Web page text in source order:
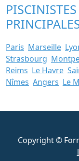
Paris Marseille
Strasbourg
Reims Le Havre
Nîmes Angers Le
Copyright ©